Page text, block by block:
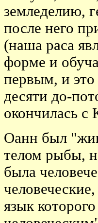
земледелию,
после него
(наша раса
форме и
первым, и
десяти до-
окончилась с
Оанн был
телом рыбы,
была
язык